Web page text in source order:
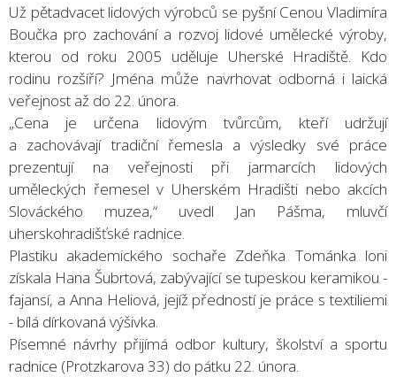
Už pětadvacet lidových výrobců se pyšní Cenou Vladimíra
Boučka pro zachování a rozvoj lidové umělecké výroby,
kterou od roku 2005 uděluje Uherské Hradiště. Kdo
rodinu rozšíří? Jména může navrhovat odborná i laická
veřejnost až do 22. února.
„Cena je určena lidovým tvůrcům, kteří udržují
a zachovávají tradiční řemesla a výsledky své práce
prezentují na veřejnosti při jarmarcích lidových
uměleckých řemesel v Uherském Hradišti nebo akcích
Slováckého muzea,“ uvedl Jan Pášma, mluvčí
uherskohradišťské radnice.
Plastiku akademického sochaře Zdeňka Tománka loni
získala Hana Šubrtová, zabývající se tupeskou keramikou -
fajansí, a Anna Heliová, jejíž předností je práce s textiliemi
- bílá dírkovaná výšivka.
Písemné návrhy přijímá odbor kultury, školství a sportu
radnice (Protzkarova 33) do pátku 22. února.